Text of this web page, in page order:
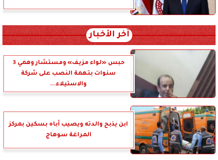
آخر الأخبار
حبس «لواء مزيف» ومستشار وهمي 3
سنوات بتهمة النصب على شركة
والاستيلاء...
ابن يذبح والدته ويصيب أباه بسكين بمركز
المراغة سوهاج